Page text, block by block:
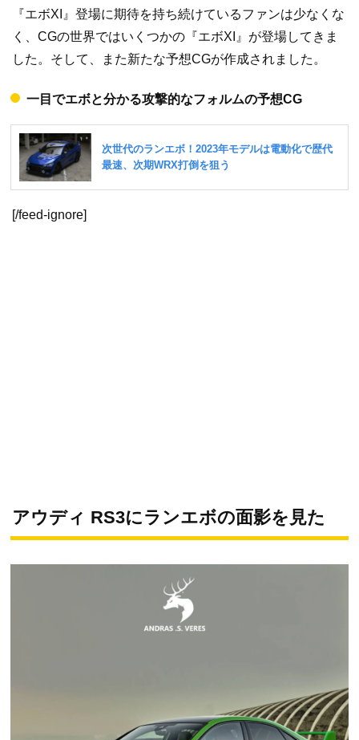
『エボXI』登場に期待を持ち続けているファンは少なくな
く、CGの世界ではいくつかの『エボXI』が登場してきま
した。そして、また新たな予想CGが作成されました。
一目でエボと分かる攻撃的なフォルムの予想CG
[/feed-ignore]
アウディ RS3にランエボの面影を見た